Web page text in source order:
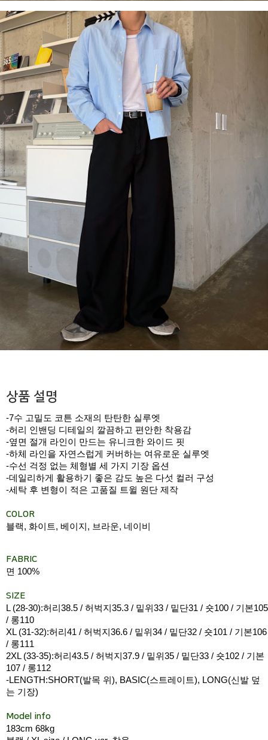
상품 설명
-7수 고밀도 코튼 소재의 탄탄한 실루엣
-허리 인밴딩 디테일의 깔끔하고 편안한 착용감
-옆면 절개 라인이 만드는 유니크한 와이드 핏
-하체 라인을 자연스럽게 커버하는 여유로운 실루엣
-수선 걱정 없는 체형별 세 가지 기장 옵션
-데일리하게 활용하기 좋은 감도 높은 다섯 컬러 구성
-세탁 후 변형이 적은 고품질 트윌 원단 제작
COLOR
블랙, 화이트, 베이지, 브라운, 네이비
FABRIC
면 100%
SIZE
L (28-30):허리38.5 / 허벅지35.3 / 밑위33 / 밑단31 / 숏100 / 기본105
/ 롱110
XL (31-32):허리41 / 허벅지36.6 / 밑위34 / 밑단32 / 숏101 / 기본106
/ 롱111
2XL (33-35):허리43.5 / 허벅지37.9 / 밑위35 / 밑단33 / 숏102 / 기본
107 / 롱112
-LENGTH:SHORT(발목 위), BASIC(스트레이트), LONG(신발 덮
는 기장)
Model info
183cm 68kg